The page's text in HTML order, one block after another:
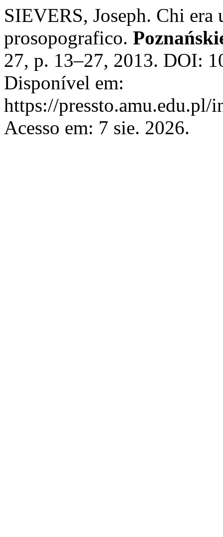
SIEVERS, Joseph. Chi
prosopografico.
27, p. 13–27, 2013. DOI:
Disponível em:
https://
Acesso em: 7 sie. 2026.